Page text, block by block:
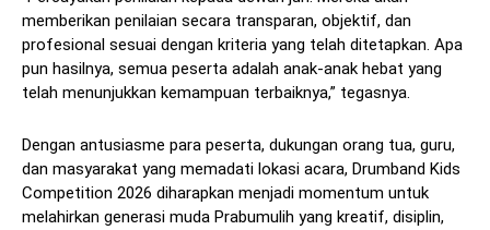
memberikan penilaian secara transparan, objektif, dan
profesional sesuai dengan kriteria yang telah ditetapkan. Apa
pun hasilnya, semua peserta adalah anak-anak hebat yang
telah menunjukkan kemampuan terbaiknya,” tegasnya.
Dengan antusiasme para peserta, dukungan orang tua, guru,
dan masyarakat yang memadati lokasi acara, Drumband Kids
Competition 2026 diharapkan menjadi momentum untuk
melahirkan generasi muda Prabumulih yang kreatif, disiplin,